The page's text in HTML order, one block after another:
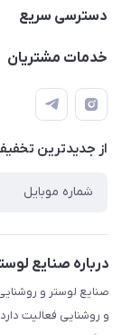
09171115348
طبقه همکف واحد
دسترسی سریع
مجله فروشگاه
درباره ما
تماس با ما
خدمات مشتریان
قوانین و مقررات
حریم خصوصی
راهنما
از جدید‌ترین
درباره صنایع
صنایع لوستر و
و روشنایی فعالیت